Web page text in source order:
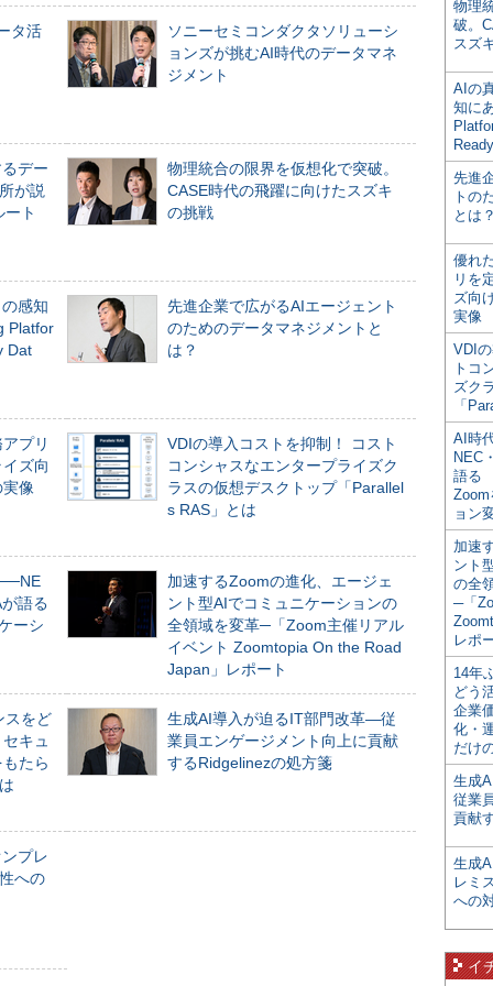
タ活
ソニーセミコンダクタソリューシ
ョンズが挑むAI時代のデータマネ
ジメント
デー
が説
ト
物理統合の限界を仮想化で突破。
CASE時代の飛躍に向けたスズキ
の挑戦
感知
Platfor
Dat
先進企業で広がるAIエージェント
のためのデータマネジメントと
は？
プリ
ズ向
実像
VDIの導入コストを抑制！ コスト
コンシャスなエンタープライズク
ラスの仮想デスクトップ「Parallel
s RAS」とは
語る
ーシ
加速するZoomの進化、エージェ
ント型AIでコミュニケーションの
全領域を変革─「Zoom主催リアル
イベント Zoomtopia On the Road
Japan」レポート
スをど
キュ
たら
生成AI導入が迫るIT部門改革―従
業員エンゲージメント向上に貢献
するRidgelinezの処方箋
プレ
への
物理
破。
スズ
AIの
知に
先進
トの
とは
優れ
リを
ズ向
実像
VDI
トコ
ズク
「
AI時
NEC
語る
ョン
加速
ント
の全
─「
レポ
14年
どう
企業
化・
だけ
生成
従業
貢献
生成
レミ
への
イ